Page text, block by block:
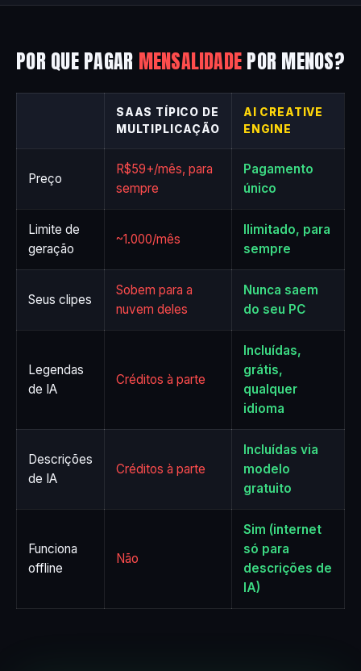
POR QUE PAGAR MENSALIDADEPOR MENOS?
SAAS TÍPICO DE
MULTIPLICAÇÃO
AI CREATIVE
ENGINE
Preço
R$59+/mês, para
sempre
Pagamento
único
Limite de
geração
~1.000/mês
Ilimitado, para
sempre
Seus clipes
Sobem para a
nuvem deles
Nunca saem
do seu PC
Legendas
de IA
Créditos à parte
Incluídas,
grátis,
qualquer
idioma
Descrições
de IA
Créditos à parte
Incluídas via
modelo
gratuito
Funciona
offline
Não
Sim (internet
só para
descrições de
IA)